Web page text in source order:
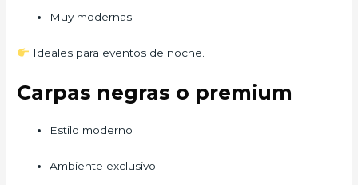
Muy modernas
Ideales para eventos de noche.
Carpas negras o premium
Estilo moderno
Ambiente exclusivo